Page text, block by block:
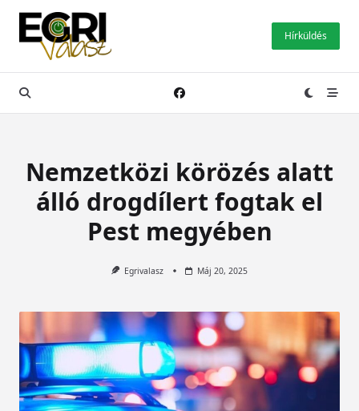
Skip
content
Hírküldés
Nemzetközi körözés alatt
álló drogdílert fogtak el
Pest megyében
Egrivalasz Máj 20, 2025